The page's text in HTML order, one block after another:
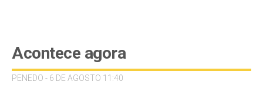
Acontece agora
PENEDO - 6 DE AGOSTO 11:40